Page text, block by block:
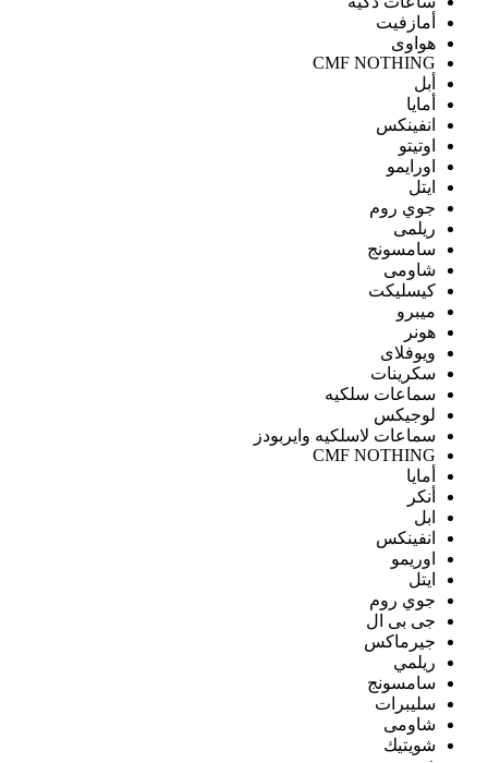
أمازفيت
هواوى
CMF NOTHING
أبل
أمايا
انفينكس
اوتيتو
اورايمو
ايتل
جوي روم
ريلمى
سامسونج
شاومى
كيسليكت
ميبرو
هونر
ويوفلاى
سكرينات
سماعات سلكيه
لوجيكس
سماعات لاسلكيه وايربودز
CMF NOTHING
أمايا
أنكر
ابل
انفينكس
اوريمو
ايتل
جوي روم
جى بى ال
جيرماكس
ريلمي
سامسونج
سليبرات
شاومى
شويتيك